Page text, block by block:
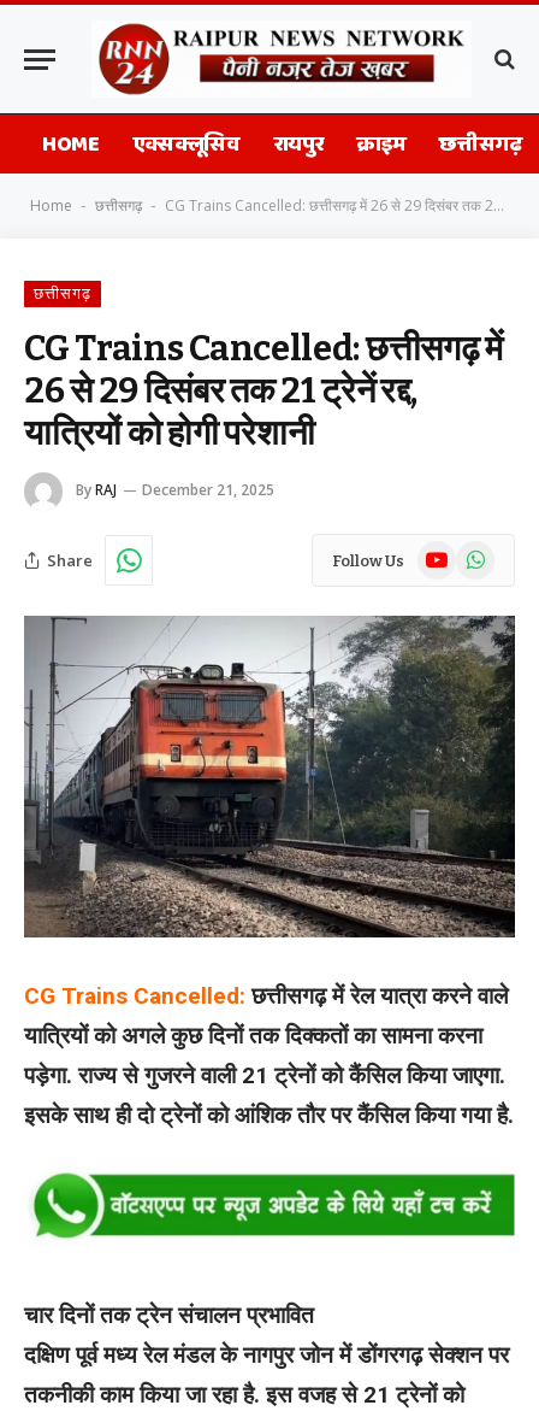
HOME एक्सक्लूसिव रायपुर क्राइम छत्तीसगढ़
Home - छत्तीसगढ़ - CG Trains Cancelled: छत्तीसगढ़ में 26 से 29 दिसंबर तक 21 ट्रेनें रद्द, यात्रियों को होगी परेशानी
छत्तीसगढ़
CG Trains Cancelled: छत्तीसगढ़ में
26 से 29 दिसंबर तक 21 ट्रेनें रद्द,
यात्रियों को होगी परेशानी
ByRAJ December 21, 2025
Share Follow Us YouTubeWhatsApp
CG Trains Cancelled: छत्तीसगढ़ में रेल यात्रा करने वाले
यात्रियों को अगले कुछ दिनों तक दिक्कतों का सामना करना
पड़ेगा. राज्य से गुजरने वाली 21 ट्रेनों को कैंसिल किया जाएगा.
इसके साथ ही दो ट्रेनों को आंशिक तौर पर कैंसिल किया गया है.
चार दिनों तक ट्रेन संचालन प्रभावित
दक्षिण पूर्व मध्य रेल मंडल के नागपुर जोन में डोंगरगढ़ सेक्शन पर
तकनीकी काम किया जा रहा है. इस वजह से 21 ट्रेनों को